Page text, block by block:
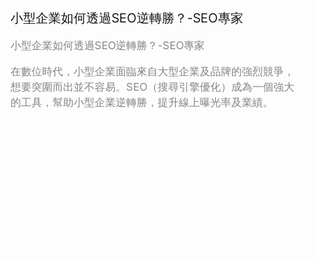
小型企業如何透過SEO逆轉勝？-SEO專家
小型企業如何透過SEO逆轉勝？-SEO專家
在數位時代，小型企業面臨來自大型企業及品牌的強烈競爭，
想要突圍而出並不容易。SEO（搜尋引擎優化）成為一個強大
的工具，幫助小型企業逆轉勝，提升線上曝光率及業績。